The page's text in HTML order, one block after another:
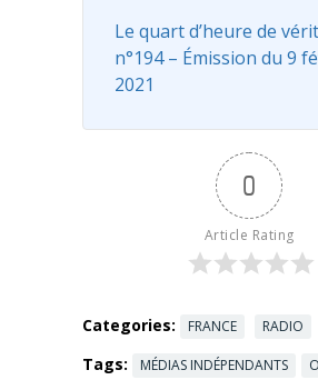
...
Le quart d’heure de
n°194 – Émission du 9
2021
0
Article Rating
Categories: FRANCE RADIO
Tags: MÉDIAS INDÉPENDANTS